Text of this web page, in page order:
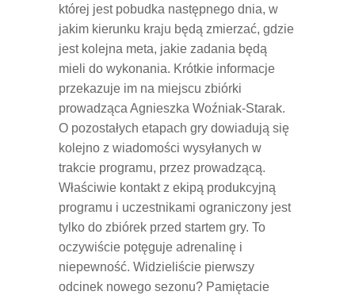
której jest pobudka następnego dnia, w
jakim kierunku kraju będą zmierzać, gdzie
jest kolejna meta, jakie zadania będą
mieli do wykonania. Krótkie informacje
przekazuje im na miejscu zbiórki
prowadząca Agnieszka Woźniak-Starak.
O pozostałych etapach gry dowiadują się
kolejno z wiadomości wysyłanych w
trakcie programu, przez prowadzącą.
Właściwie kontakt z ekipą produkcyjną
programu i uczestnikami ograniczony jest
tylko do zbiórek przed startem gry. To
oczywiście potęguje adrenalinę i
niepewność. Widzieliście pierwszy
odcinek nowego sezonu? Pamiętacie